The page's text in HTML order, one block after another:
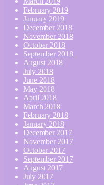
February 2019
January 2019
December 2018
November 2018
October 2018
September 2018
August 2018
July 2018
June 2018
May 2018
April 2018
March 2018
February 2018
January 2018
December 2017
November 2017
October 2017
September 2017
August 2017
July 2017